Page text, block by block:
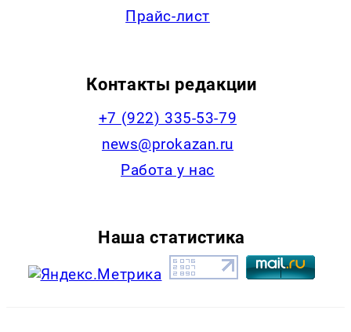
Прайс-лист
Контакты редакции
+7 (922) 335-53-79
news@prokazan.ru
Работа у нас
Наша статистика